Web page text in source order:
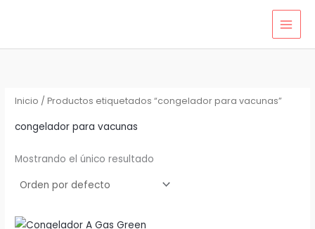
Inicio / Productos etiquetados “congelador para vacunas”
congelador para vacunas
Mostrando el único resultado